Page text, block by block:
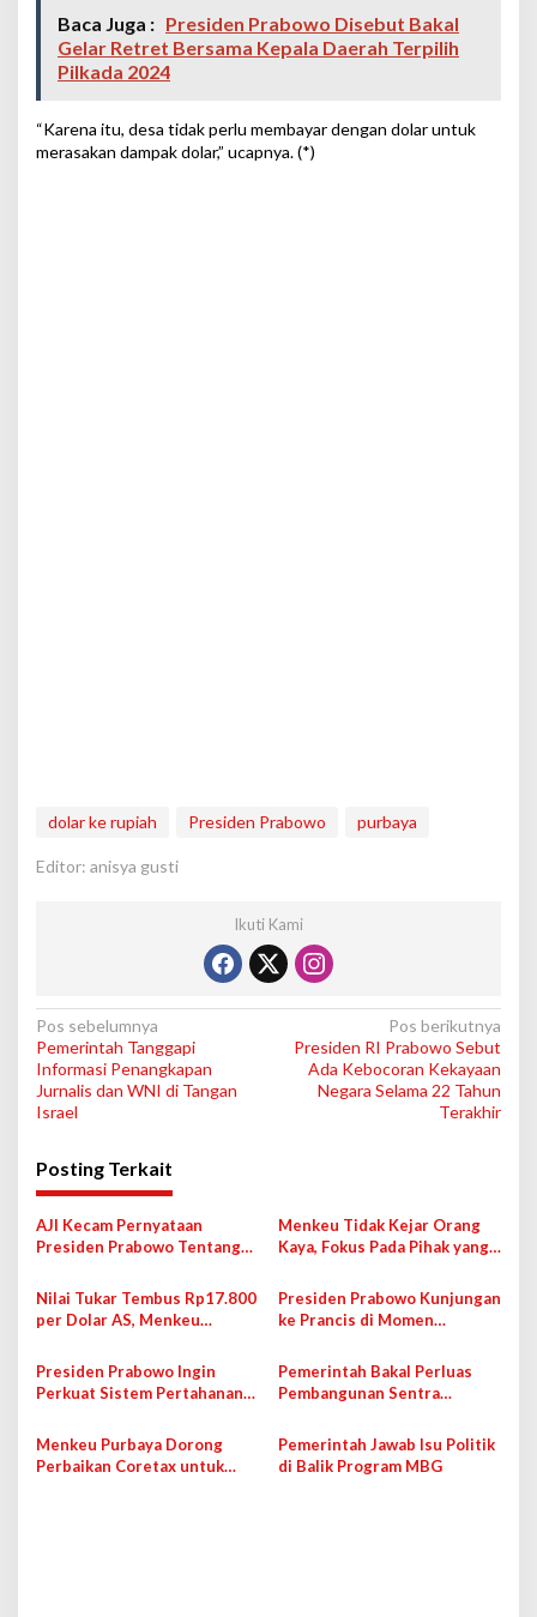
Baca Juga : Presiden Prabowo Disebut Bakal
Gelar Retret Bersama Kepala Daerah Terpilih
Pilkada 2024
“Karena itu, desa tidak perlu membayar dengan dolar untuk
merasakan dampak dolar,” ucapnya. (*)
dolar ke rupiah Presiden Prabowo purbaya
Editor: anisya gusti
Ikuti Kami
N
a
v
g
a
s
p
o
s
Pos sebelumnya
Pemerintah Tanggapi
Informasi Penangkapan
Jurnalis dan WNI di Tangan
Israel
Pos berikutnya
Presiden RI Prabowo Sebut
Ada Kebocoran Kekayaan
Negara Selama 22 Tahun
Terakhir
Posting Terkait
AJI Kecam Pernyataan
Presiden Prabowo Tentang
Menkeu Tidak Kejar Orang
Kaya, Fokus Pada Pihak yang
Nilai Tukar Tembus Rp17.800
per Dolar AS, Menkeu
Presiden Prabowo Kunjungan
ke Prancis di Momen
Presiden Prabowo Ingin
Perkuat Sistem Pertahanan
Pemerintah Bakal Perluas
Pembangunan Sentra
Buka Peluang Ekspor
Menkeu Purbaya Dorong
Perbaikan Coretax untuk
Pemerintah Jawab Isu Politik
di Balik Program MBG